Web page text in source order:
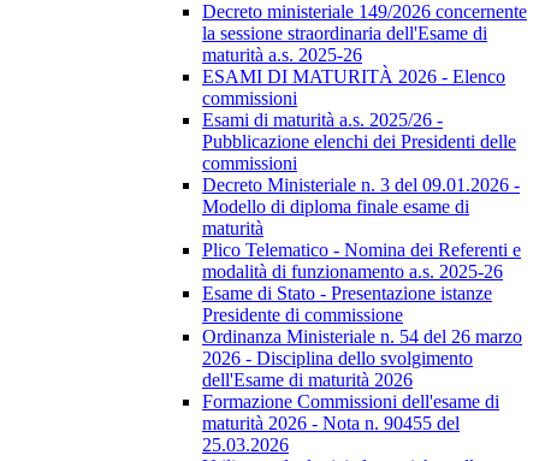
Decreto ministeriale 149/2026 concernente
la sessione straordinaria dell'Esame di
maturità a.s. 2025-26
ESAMI DI MATURITÀ 2026 - Elenco
commissioni
Esami di maturità a.s. 2025/26 -
Pubblicazione elenchi dei Presidenti delle
commissioni
Decreto Ministeriale n. 3 del 09.01.2026 -
Modello di diploma finale esame di
maturità
Plico Telematico - Nomina dei Referenti e
modalità di funzionamento a.s. 2025-26
Esame di Stato - Presentazione istanze
Presidente di commissione
Ordinanza Ministeriale n. 54 del 26 marzo
2026 - Disciplina dello svolgimento
dell'Esame di maturità 2026
Formazione Commissioni dell'esame di
maturità 2026 - Nota n. 90455 del
25.03.2026